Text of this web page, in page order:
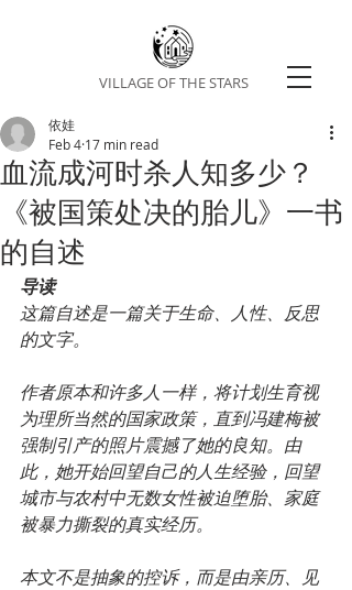
VILLAGE OF THE STARS
血流成河时杀人知多少？
《被国策处决的胎儿》一书
的自述
依娃
Feb 4 17 min read
导读
这篇自述是一篇关于生命、人性、反思
的文字。
作者原本和许多人一样，将计划生育视
为理所当然的国家政策，直到冯建梅被
强制引产的照片震撼了她的良知。由
此，她开始回望自己的人生经验，回望
城市与农村中无数女性被迫堕胎、家庭
被暴力撕裂的真实经历。
本文不是抽象的控诉，而是由亲历、见